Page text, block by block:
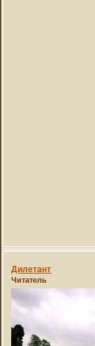
Дилетант
Читатель